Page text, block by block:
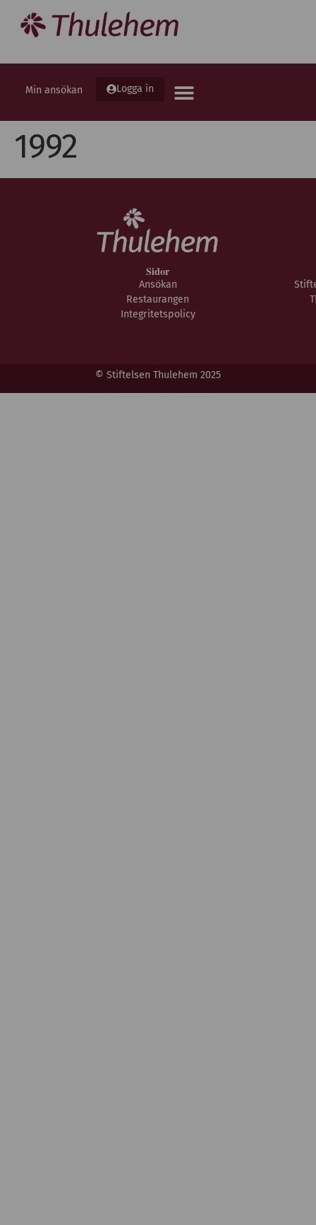
Min ansökan Logga in
1992
Sidor
Ansökan
Restaurangen
Integritetspolicy
© Stiftelsen Thulehem 2025